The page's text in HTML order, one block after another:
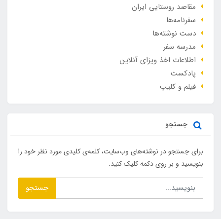
مقاصد روستایی ایران
سفرنامه‌ها
دست نوشته‌ها
مدرسه سفر
اطلاعات اخذ ویزای آنلاین
پادکست
فیلم و کلیپ
جستجو
برای جستجو در نوشته‌های وب‌سایت، کلمه‌ی کلیدی مورد نظر خود را
بنویسید و بر روی دکمه کلیک کنید.
جستجو